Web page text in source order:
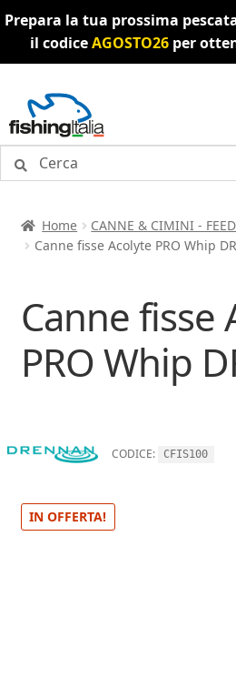
Prepara la tua prossima
il codiceAGOSTO26per
alla
navigazione
al
contenuto
Home CANNE & CIMINI -
Canne fisse Acolyte PRO Whip
Canne fisse
PRO Whip
CODICE: CFIS100
IN OFFERTA!